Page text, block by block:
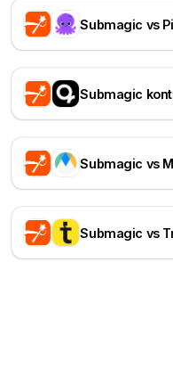
Submagic vs
Submagic
Submagic vs
Submagic vs